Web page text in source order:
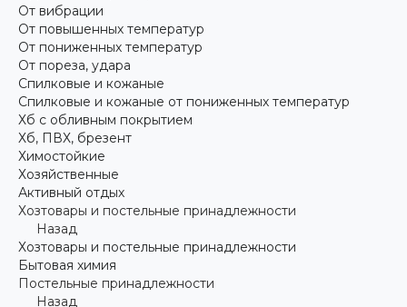
От вибрации
От повышенных температур
От пониженных температур
От пореза, удара
Спилковые и кожаные
Спилковые и кожаные от пониженных температур
Хб с обливным покрытием
Хб, ПВХ, брезент
Химостойкие
Хозяйственные
Активный отдых
Хозтовары и постельные принадлежности
Назад
Хозтовары и постельные принадлежности
Бытовая химия
Постельные принадлежности
Назад